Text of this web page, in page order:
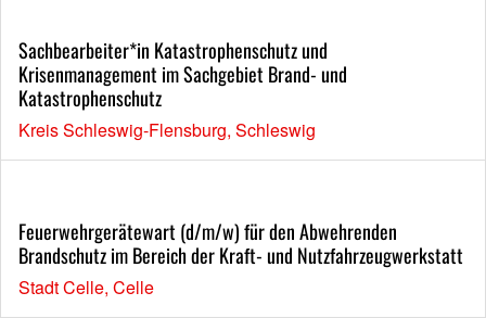
Sachbearbeiter*in Katastrophenschutz und
Krisenmanagement im Sachgebiet Brand- und
Katastrophenschutz
Kreis Schleswig-Flensburg, Schleswig
Feuerwehrgerätewart (d/m/w) für den Abwehrenden
Brandschutz im Bereich der Kraft- und Nutzfahrzeugwerkstatt
Stadt Celle, Celle